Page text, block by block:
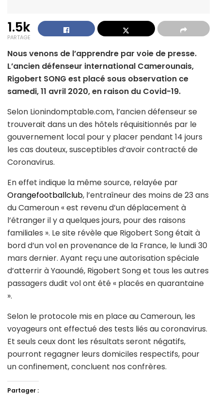
1.5k
PARTAGE
Nous venons de l’apprendre par voie de presse.
L’ancien défenseur international Camerounais,
Rigobert SONG est placé sous observation ce
samedi, 11 avril 2020, en raison du Covid-19.
Selon Lionindomptable.com, l’ancien défenseur se
trouverait dans un des hôtels réquisitionnés par le
gouvernement local pour y placer pendant 14 jours
les cas douteux, susceptibles d’avoir contracté de
Coronavirus.
En effet indique la même source, relayée par
Orangefootballclub, l’entraîneur des moins de 23 ans
du Cameroun « est revenu d’un déplacement à
l’étranger il y a quelques jours, pour des raisons
familiales ». Le site révèle que Rigobert Song était à
bord d’un vol en provenance de la France, le lundi 30
mars dernier. Ayant reçu une autorisation spéciale
d’atterrir à Yaoundé, Rigobert Song et tous les autres
passagers dudit vol ont été « placés en quarantaine
».
Selon le protocole mis en place au Cameroun, les
voyageurs ont effectué des tests liés au coronavirus.
Et seuls ceux dont les résultats seront négatifs,
pourront regagner leurs domiciles respectifs, pour
un confinement, concluent nos confrères.
Partager :